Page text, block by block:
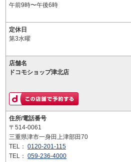
午前9時〜午後6時
定休日
第3水曜
店舗名
ドコモショップ津北店
住所/電話番号
〒514-0061
三重県津市一身田上津部田70
TEL： 0120-201-115
TEL： 059-236-4000